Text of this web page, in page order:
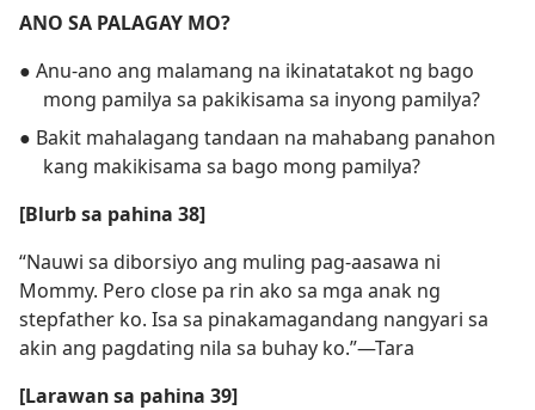
ANO SA PALAGAY MO?
● Anu-ano ang malamang na ikinatatakot ng bago
mong pamilya sa pakikisama sa inyong pamilya?
● Bakit mahalagang tandaan na mahabang panahon
kang makikisama sa bago mong pamilya?
[Blurb sa pahina 38]
“Nauwi sa diborsiyo ang muling pag-aasawa ni
Mommy. Pero close pa rin ako sa mga anak ng
stepfather ko. Isa sa pinakamagandang nangyari sa
akin ang pagdating nila sa buhay ko.”​—Tara
[Larawan sa pahina 39]